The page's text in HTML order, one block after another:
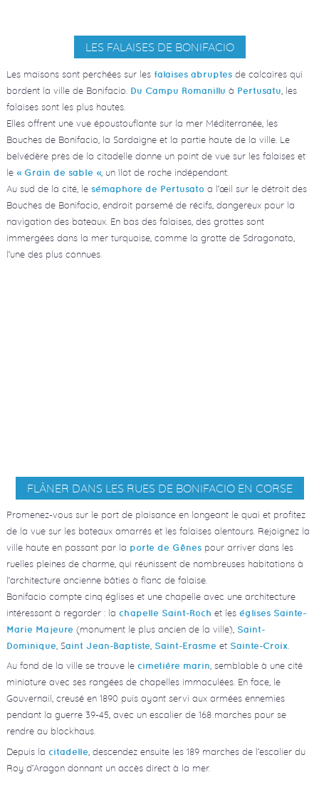
LES FALAISES DE BONIFACIO
Les maisons sont perchées sur les falaises abruptesde calcaires qui
bordent la ville de Bonifacio. Du Campu Romanillu à Pertusatu , les
falaises sont les plus hautes.
Elles offrent une vue époustouflante sur la mer Méditerranée, les
Bouches de Bonifacio, la Sardaigne et la partie haute de la ville. Le
belvédère près de la citadelle donne un point de vue sur les falaises et
le « Grain de sable », un îlot de roche indépendant.
Au sud de la cité, le sémaphore de Pertusato a l’œil sur le détroit des
Bouches de Bonifacio, endroit parsemé de récifs, dangereux pour la
navigation des bateaux. En bas des falaises, des grottes sont
immergées dans la mer turquoise, comme la grotte de Sdragonato,
l’une des plus connues.
FLÂNER DANS LES RUES DE BONIFACIO EN CORSE
Promenez-vous sur le port de plaisance en longeant le quai et profitez
de la vue sur les bateaux amarrés et les falaises alentours. Rejoignez la
ville haute en passant par la porte de Gênespour arriver dans les
ruelles pleines de charme, qui réunissent de nombreuses habitations à
l’architecture ancienne bâties à flanc de falaise.
Bonifacio compte cinq églises et une chapelle avec une architecture
intéressant à regarder : la chapelle Saint-Roch et les églises Sainte-
Marie Majeure (monument le plus ancien de la ville), Saint-
Dominique , Saint Jean-Baptiste Saint-Erasme et Sainte-Croix
Au fond de la ville se trouve le cimetière marin, semblable à une cité
miniature avec ses rangées de chapelles immaculées. En face, le
Gouvernail, creusé en 1890 puis ayant servi aux armées ennemies
pendant la guerre 39-45, avec un escalier de 168 marches pour se
rendre au blockhaus.
Depuis la citadelle , descendez ensuite les 189 marches de l’escalier du
Roy d’Aragon donnant un accès direct à la mer.